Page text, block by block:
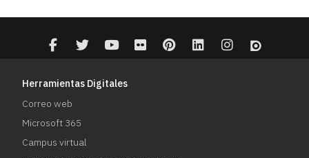
Herramientas Digitales
Correo web
Microsoft 365
Campus virtual